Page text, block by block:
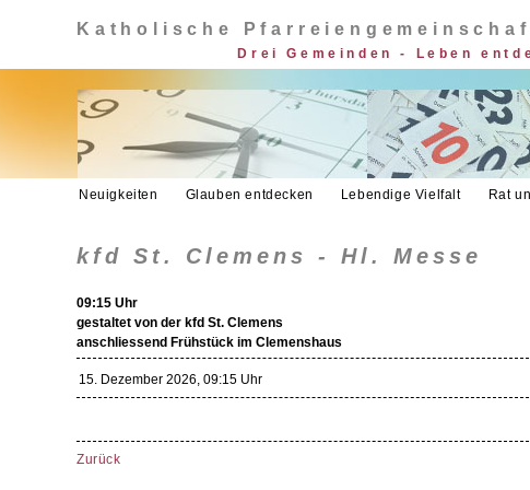
Katholische
Drei Gemeinden - Leben
Neuigkeiten Glauben entdecken Lebendige Vielfalt Rat
kfd St. Clemens - Hl. Messe
09:15 Uhr
gestaltet von der kfd St. Clemens
anschliessend Frühstück im Clemenshaus
15. Dezember 2026, 09:15 Uhr
Zurück